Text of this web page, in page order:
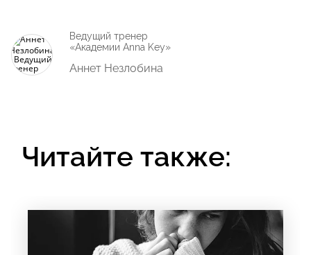
Ведущий тренер
«Академии Anna Key»
Аннет Незлобина
Читайте также: